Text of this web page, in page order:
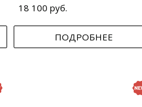
18 100 руб.
ПОДРОБНЕЕ